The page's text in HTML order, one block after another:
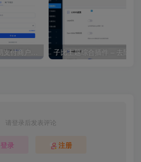
易支付模版 – 彩虹易支付商户登录页模板 子比主题综合插件 – 去除授
请登录后发表评论
登录 注册